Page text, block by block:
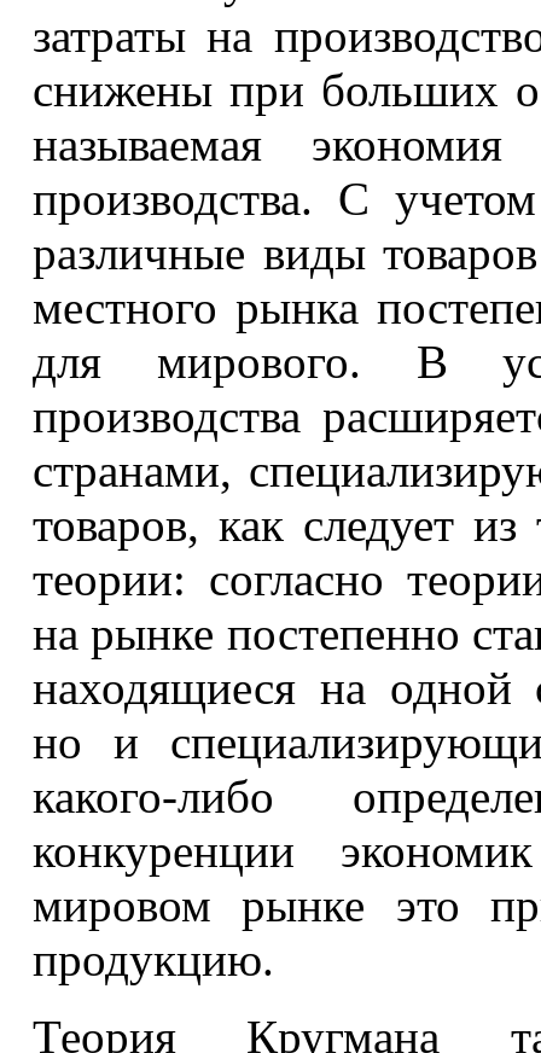
затраты на
снижены при больших
называемая
производства. С
различные виды
местного рынка
для мирового. В
производства
странами,
товаров, как следует
теории: согласно
на рынке постепенно
находящиеся на одной
но и
какого-либо
конкуренции
мировом рынке это
продукцию.
Теория Кругмана